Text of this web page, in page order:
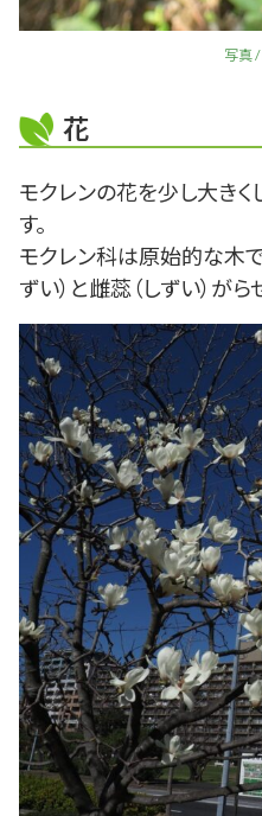
写真
花
モクレンの花を少し大き
す。
モクレン科は原始的な木
ずい）と雌蕊（しずい）が